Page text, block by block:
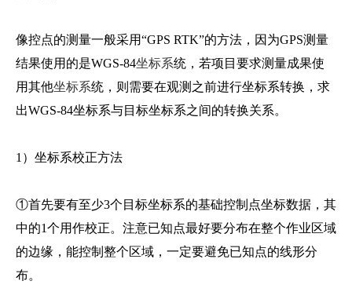
像控点的测量一般采用“GPS RTK”的方法，因为GPS测量
结果使用的是WGS-84坐标系统，若项目要求测量成果使
用其他坐标系统，则需要在观测之前进行坐标系转换，求
出WGS-84坐标系与目标坐标系之间的转换关系。
1）坐标系校正方法
①首先要有至少3个目标坐标系的基础控制点坐标数据，其
中的1个用作校正。注意已知点最好要分布在整个作业区域
的边缘，能控制整个区域，一定要避免已知点的线形分
布。